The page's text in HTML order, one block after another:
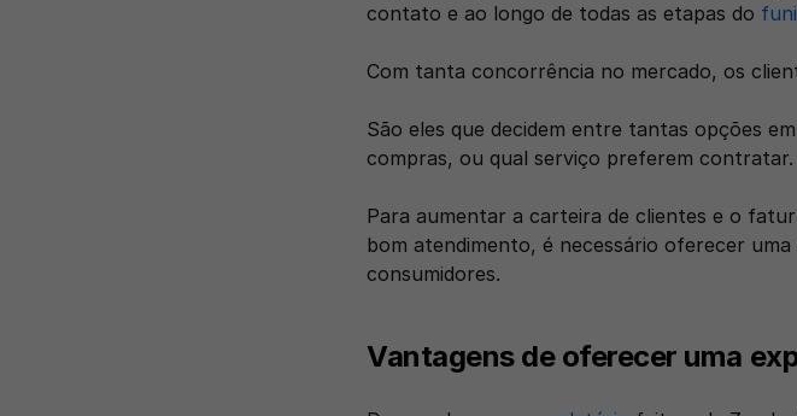
contato e ao longo de todas as etapas do
Com tanta concorrência no mercado, os
São eles que decidem entre tantas opções
compras, ou qual serviço preferem contratar.
Para aumentar a carteira de clientes e o
bom atendimento, é necessário oferecer
consumidores.
Vantagens de oferecer uma